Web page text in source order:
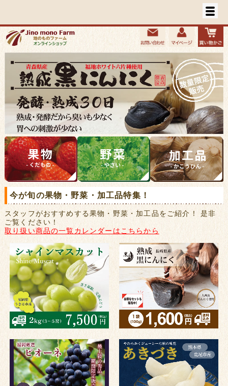
今が旬の果物・野菜・加工品特集！
スタッフがおすすめする果物・野菜・加工品をご紹介！ 是非
ご覧ください！
取り扱い商品の一覧カレンダーはこちらから